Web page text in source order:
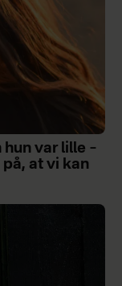
var lille –
at vi kan